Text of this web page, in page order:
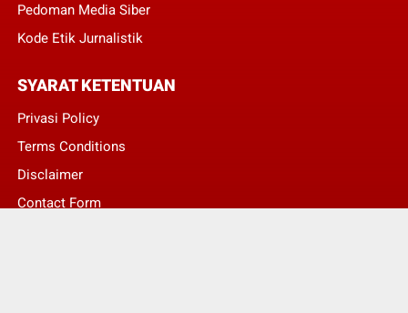
Pedoman Media Siber
Kode Etik Jurnalistik
SYARAT KETENTUAN
Privasi Policy
Terms Conditions
Disclaimer
Contact Form